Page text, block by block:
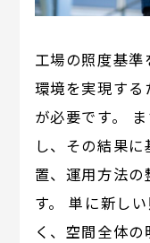
工場の照度基
環境を実現す
が必要です。
し、その結果
置、運用方法
す。 単に新し
く、空間全体